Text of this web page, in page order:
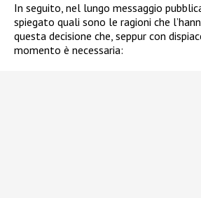
In seguito, nel lungo messaggio
spiegato quali sono le ragioni che
questa decisione che, seppur con
momento è necessaria: